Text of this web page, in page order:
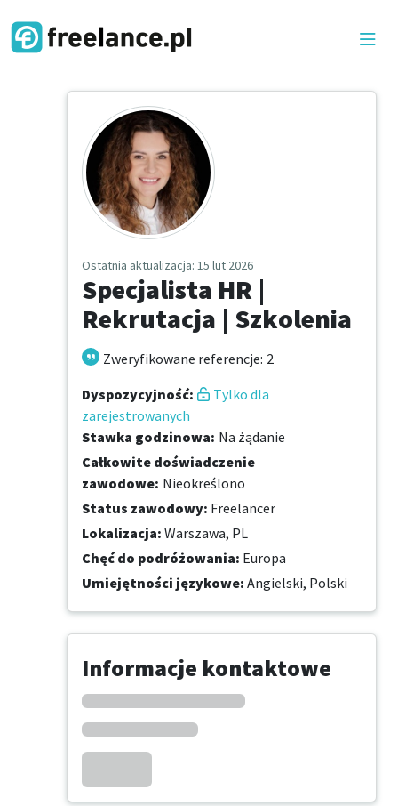
Ostatnia aktualizacja: 15 lut 2026
Specjalista HR |
Rekrutacja | Szkolenia
Zweryfikowane referencje: 2
Dyspozycyjność:
Tylko dla
zarejestrowanych
Stawka godzinowa: Na żądanie
Całkowite doświadczenie
zawodowe: Nieokreślono
Status zawodowy: Freelancer
Lokalizacja: Warszawa, PL
Chęć do podróżowania: Europa
Umiejętności językowe: Angielski, Polski
Informacje kontaktowe